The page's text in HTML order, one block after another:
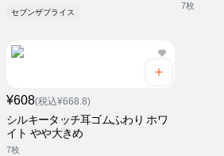
セブンザプライス
7枚
¥608(税込¥668.8)
シルキータッチ耳ゴムふわり ホワ
イト やや大きめ
7枚